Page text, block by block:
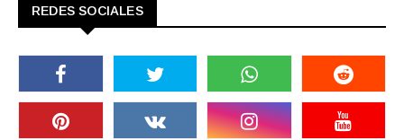
REDES SOCIALES